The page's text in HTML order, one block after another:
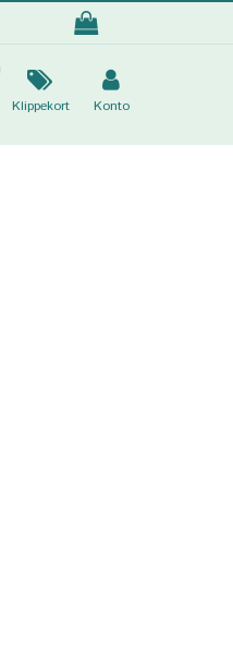
Klippekort Konto